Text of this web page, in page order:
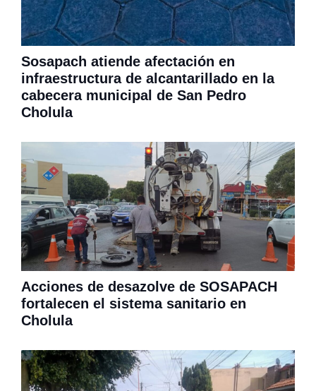
Sosapach atiende afectación en
infraestructura de alcantarillado en la
cabecera municipal de San Pedro
Cholula
Acciones de desazolve de SOSAPACH
fortalecen el sistema sanitario en
Cholula